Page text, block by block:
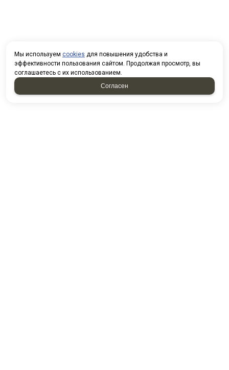
Мы используем cookies для повышения удобства и
эффективности пользования сайтом. Продолжая просмотр, вы
соглашаетесь с их использованием.
Согласен